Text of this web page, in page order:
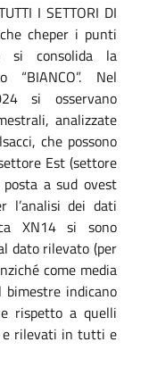
I SETTORI DI
cheper i punti
si consolida la
Nel
si osservano
analizzate
che possono
Est (settore
a sud ovest
l’analisi dei dati
XN14 si sono
dato rilevato (per
come media
indicano
rispetto a quelli
e rilevati in tutti e